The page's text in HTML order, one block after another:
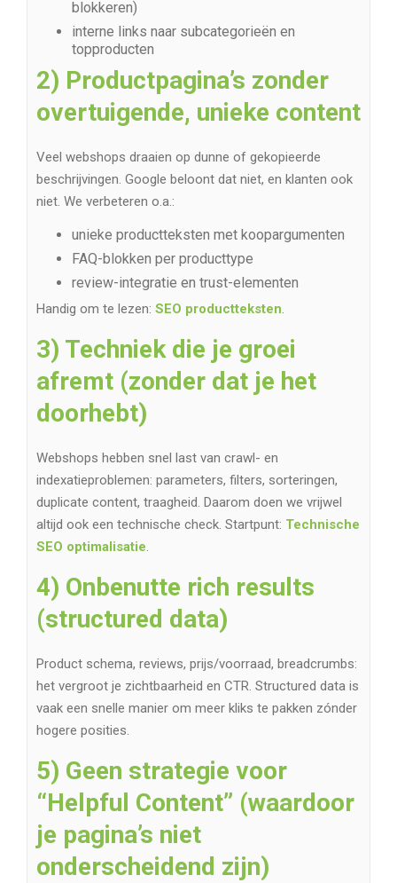
blokkeren)
interne links naar subcategorieën en
topproducten
2) Productpagina’s zonder
overtuigende, unieke content
Veel webshops draaien op dunne of gekopieerde
beschrijvingen. Google beloont dat niet, en klanten ook
niet. We verbeteren o.a.:
unieke productteksten met koopargumenten
FAQ-blokken per producttype
review-integratie en trust-elementen
Handig om te lezen: SEO productteksten.
3) Techniek die je groei
afremt (zonder dat je het
doorhebt)
Webshops hebben snel last van crawl- en
indexatieproblemen: parameters, filters, sorteringen,
duplicate content, traagheid. Daarom doen we vrijwel
altijd ook een technische check. Startpunt: Technische
SEO optimalisatie.
4) Onbenutte rich results
(structured data)
Product schema, reviews, prijs/voorraad, breadcrumbs:
het vergroot je zichtbaarheid en CTR. Structured data is
vaak een snelle manier om meer kliks te pakken zónder
hogere posities.
5) Geen strategie voor
“Helpful Content” (waardoor
je pagina’s niet
onderscheidend zijn)